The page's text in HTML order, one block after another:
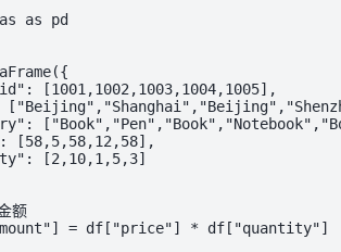
as pd
[1001,1002,1003,1004,1005],
[58,5,58,12,58],
[2,10,1,5,3]
额
= df["price"] * df["quantity"]